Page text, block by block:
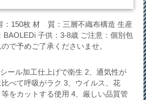
：150枚 材 質：三層不織布構造 生産
BAOLEDi 子供：3-8歳 ご注意：個別包
で予めご了承くださいませ。
ール加工仕上げで衛生 2、通気性が
べて呼吸がラク 3、ウイルス、花
をカットする使用 4、厳しい品質管